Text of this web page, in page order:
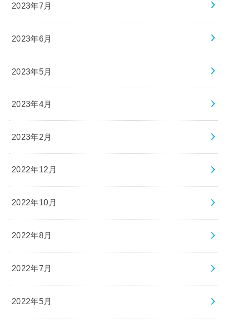
2023年7月
2023年6月
2023年5月
2023年4月
2023年2月
2022年12月
2022年10月
2022年8月
2022年7月
2022年5月